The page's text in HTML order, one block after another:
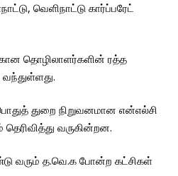
வெளிநாட்டு கார்ப்பரேட்
தொழிலாளர்களின் ரத்த
துறை நிறுவனமான என்எல்சி
வருகின்றன.
வரும் த.வெ.க போன்ற கட்சிகள்